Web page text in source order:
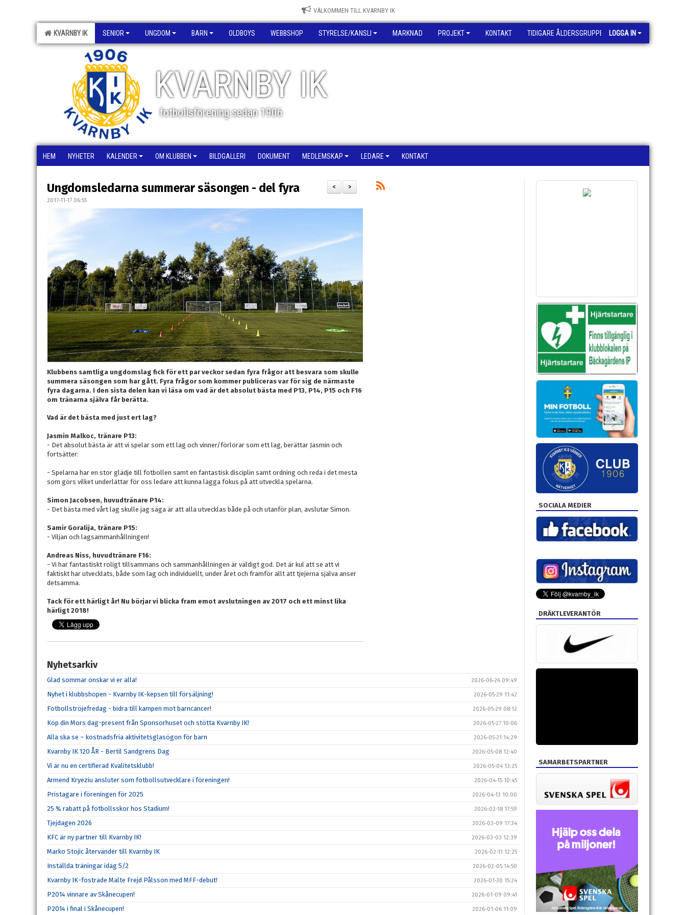
VÄLKOMMEN TILL KVARNBY IK
KVARNBY IK SENIOR UNGDOM BARN OLDBOYS WEBBSHOP STYRELSE/KANSLI MARKNAD PROJEKT KONTAKT TIDIGARE ÅLDERSGRUPPER LOGGA IN
KVARNBY IK
fotbollsförening sedan 1906
HEM NYHETER KALENDER OM KLUBBEN BILDGALLERI DOKUMENT MEDLEMSKAP LEDARE KONTAKT
>
<
Ungdomsledarna summerar säsongen - del fyra
2017-11-17 06:55
Klubbens samtliga ungdomslag fick för ett par veckor sedan fyra frågor att besvara som skulle
summera säsongen som har gått. Fyra frågor som kommer publiceras var för sig de närmaste
fyra dagarna. I den sista delen kan vi läsa om vad är det absolut bästa med P13, P14, P15 och F16
om tränarna själva får berätta.
Vad är det bästa med just ert lag?
Jasmin Malkoc, tränare P13:
- Det absolut bästa är att vi spelar som ett lag och vinner/förlorar som ett lag, berättar Jasmin och
fortsätter:
- Spelarna har en stor glädje till fotbollen samt en fantastisk disciplin samt ordning och reda i det mesta
som görs vilket underlättar för oss ledare att kunna lägga fokus på att utveckla spelarna.
Simon Jacobsen, huvudtränare P14:
- Det bästa med vårt lag skulle jag säga är att alla utvecklas både på och utanför plan, avslutar Simon.
Samir Goralija, tränare P15:
- Viljan och lagsammanhållningen!
Andreas Niss, huvudtränare F16:
- Vi har fantastiskt roligt tillsammans och sammanhållningen är väldigt god. Det är kul att se att vi
faktiskt har utvecklats, både som lag och individuellt, under året och framför allt att tjejerna själva anser
detsamma.
Tack för ett härligt år! Nu börjar vi blicka fram emot avslutningen av 2017 och ett minst lika
härligt 2018!
Nyhetsarkiv
Glad sommar önskar vi er alla! 2026-06-26 09:49
Nyhet i klubbshopen - Kvarnby IK-kepsen till försäljning! 2026-05-29 11:42
Fotbollströjefredag - bidra till kampen mot barncancer! 2026-05-29 08:12
Köp din Mors dag-present från Sponsorhuset och stötta Kvarnby IK! 2026-05-27 10:06
Alla ska se – kostnadsfria aktivitetsglasögon för barn 2026-05-21 14:29
Kvarnby IK 120 ÅR - Bertil Sandgrens Dag 2026-05-08 12:40
Vi är nu en certifierad Kvalitetsklubb! 2026-05-04 13:25
Armend Kryeziu ansluter som fotbollsutvecklare i föreningen! 2026-04-15 10:45
Pristagare i föreningen för 2025 2026-04-13 10:00
25 % rabatt på fotbollsskor hos Stadium! 2026-03-18 17:59
Tjejdagen 2026 2026-03-09 17:34
KFC är ny partner till Kvarnby IK! 2026-03-03 12:39
Marko Stojic återvänder till Kvarnby IK 2026-02-11 12:25
Inställda träningar idag 5/2 2026-02-05 14:50
Kvarnby IK-fostrade Malte Frejd Pålsson med MFF-debut! 2026-01-30 15:24
P2014 vinnare av Skånecupen! 2026-01-09 09:41
P2014 i final i Skånecupen! 2026-01-06 11:09
SOCIALA MEDIER
DRÄKTLEVERANTÖR
SAMARBETSPARTNER